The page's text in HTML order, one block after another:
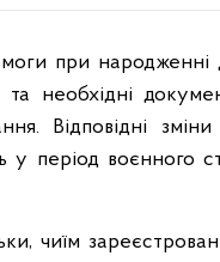
при народженні
необхідні
Відповідні
у період воєнного
чиїм